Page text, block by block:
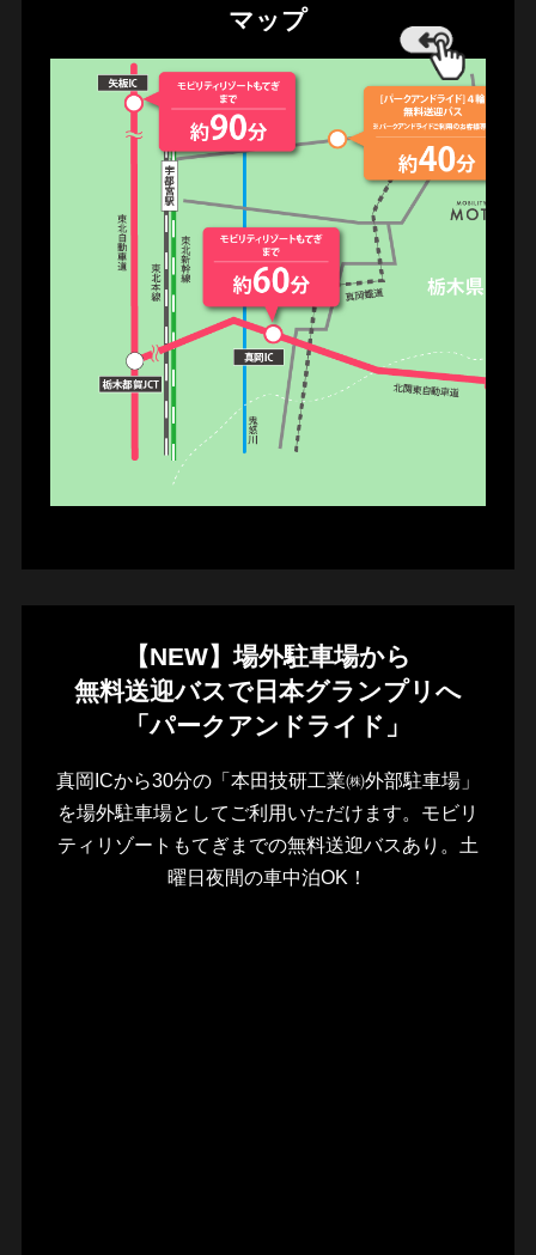
マップ
【NEW】場外駐車場から
無料送迎バスで日本グランプリへ
「パークアンドライド」
真岡ICから30分の「本田技研工業㈱外部駐車場」
を場外駐車場としてご利用いただけます。モビリ
ティリゾートもてぎまでの無料送迎バスあり。土
曜日夜間の車中泊OK！